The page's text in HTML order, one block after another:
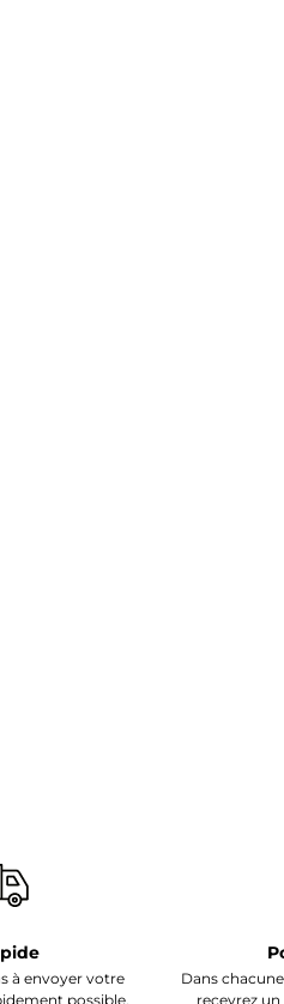
à envoyer votre
possible,
Dans
recevrez